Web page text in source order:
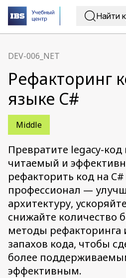
DEV-006_NET
Рефакторинг
языке C#
Middle
Превратите legacy-код
читаемый и
рефакторить код на C#
профессионал —
архитектуру,
снижайте количество
методы рефакторинга
запахов кода, чтобы
более
эффективным.